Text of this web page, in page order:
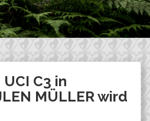
C3 in
MÜLLER wird